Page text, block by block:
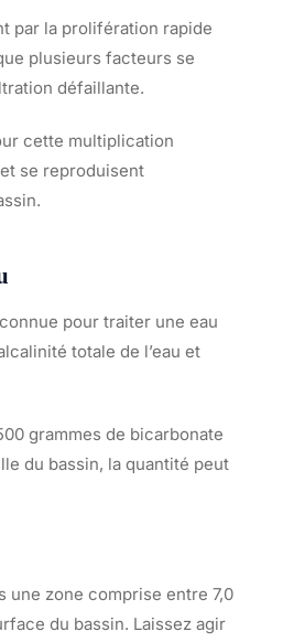
par la prolifération rapide
plusieurs facteurs se
défaillante.
cette multiplication
se reproduisent
pour traiter une eau
totale de l’eau et
grammes de bicarbonate
du bassin, la quantité peut
une zone comprise entre 7,0
du bassin. Laissez agir